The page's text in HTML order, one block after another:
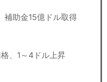
補助金15億ドル取得
、1～4ドル上昇